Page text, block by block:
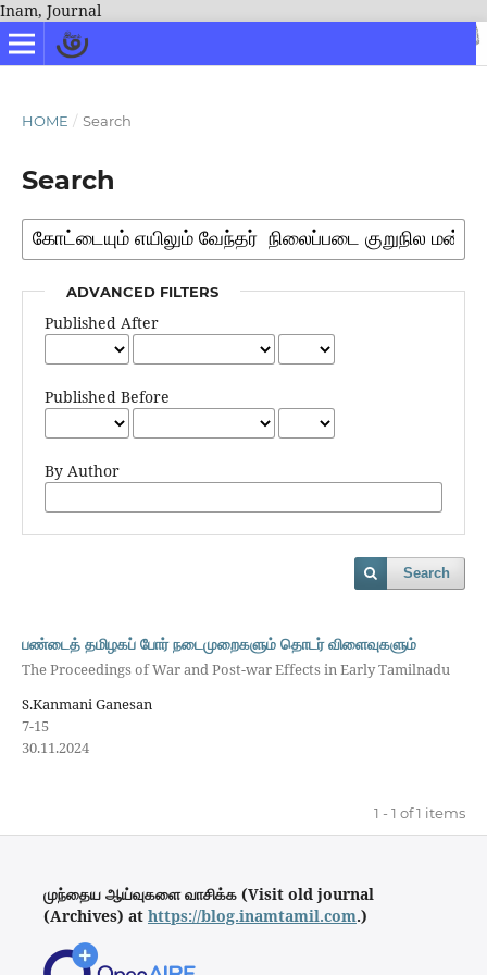
Inam, Journal
HOME / Search
Search
ADVANCED FILTERS
Published After
Published Before
By Author
Search
பண்டைத் தமிழகப் போர் நடைமுறைகளும் தொடர் விளைவுகளும்
The Proceedings of War and Post-war Effects in Early Tamilnadu
S.Kanmani Ganesan
7-15
30.11.2024
1 - 1 of 1 items
முந்தைய ஆய்வுகளை வாசிக்க (Visit old journal
(Archives) at https://blog.inamtamil.com.)